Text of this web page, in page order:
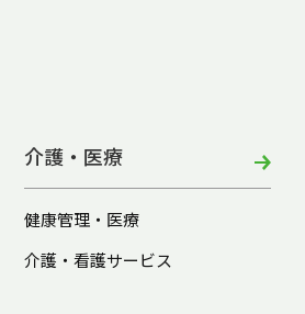
介護・医療
健康管理・医療
介護・看護サービス